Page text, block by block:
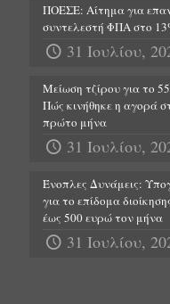
ΠΟΕΣΕ: Αίτημα για
συντελεστή ΦΠΑ στο
31 Ιουλίου,
Μείωση τζίρου για το
Πώς κινήθηκε η αγορά
πρώτο μήνα
31 Ιουλίου,
Ένοπλες Δυνάμεις:
για το επίδομα
έως 500 ευρώ τον μήνα
31 Ιουλίου,